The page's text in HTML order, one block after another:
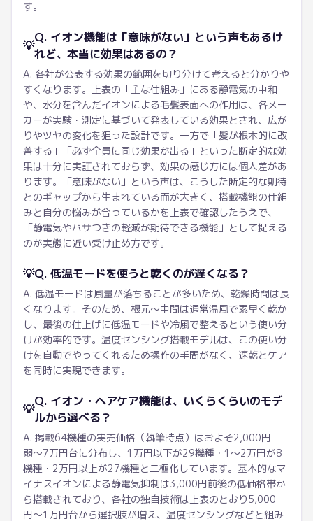
す。
💡
Q. イオン機能は「意味がない」という声もあるけ
れど、本当に効果はあるの？
A. 各社が公表する効果の範囲を切り分けて考えると分かりや
すくなります。上表の「主な仕組み」にある静電気の中和
や、水分を含んだイオンによる毛髪表面への作用は、各メー
カーが実験・測定に基づいて発表している効果とされ、広が
りやツヤの変化を狙った設計です。一方で「髪が根本的に改
善する」「必ず全員に同じ効果が出る」といった断定的な効
果は十分に実証されておらず、効果の感じ方には個人差があ
ります。「意味がない」という声は、こうした断定的な期待
とのギャップから生まれている面が大きく、搭載機能の仕組
みと自分の悩みが合っているかを上表で確認したうえで、
「静電気やパサつきの軽減が期待できる機能」として捉える
のが実態に近い受け止め方です。
💡Q. 低温モードを使うと乾くのが遅くなる？
A. 低温モードは風量が落ちることが多いため、乾燥時間は長
くなります。そのため、根元〜中間は通常温風で素早く乾か
し、最後の仕上げに低温モードや冷風で整えるという使い分
けが効率的です。温度センシング搭載モデルは、この使い分
けを自動でやってくれるため操作の手間がなく、速乾とケア
を同時に実現できます。
💡
Q. イオン・ヘアケア機能は、いくらくらいのモデ
ルから選べる？
A. 掲載64機種の実売価格（執筆時点）はおよそ2,000円
弱〜7万円台に分布し、1万円以下が29機種・1〜2万円が8
機種・2万円以上が27機種と二極化しています。基本的なマ
イナスイオンによる静電気抑制は3,000円前後の低価格帯か
ら搭載されており、各社の独自技術は上表のとおり5,000
円〜1万円台から選択肢が増え、温度センシングなどと組み